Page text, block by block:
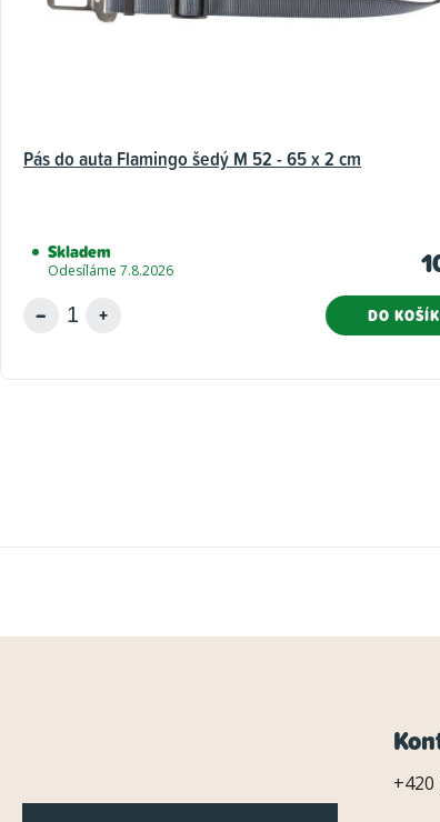
Pás do auta Flamingo šedý M 52 - 65 x 2 cm
Skladem
Odesíláme 7.8.2026
DO
+420